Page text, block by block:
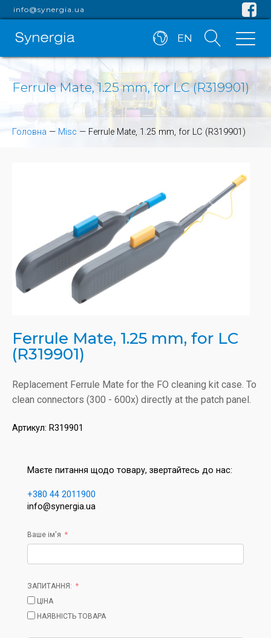
info@synergia.ua
EN
Ferrule Mate, 1.25 mm, for LC (R319901)
Головна — Misc — Ferrule Mate, 1.25 mm, for LC (R319901)
Ferrule Mate, 1.25 mm, for LC
(R319901)
Replacement Ferrule Mate for the FO cleaning kit case. To
clean connectors (300 - 600x) directly at the patch panel.
Артикул: R319901
Маєте питання щодо товару, звертайтесь до нас:
+380 44 2011900
info@synergia.ua
Ваше ім'я
ЗАПИТАННЯ:
ЦІНА
НАЯВНІСТЬ ТОВАРА